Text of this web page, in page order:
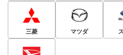
三菱 マツダ